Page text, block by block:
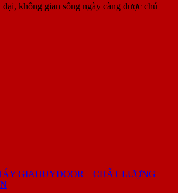
không gian sống ngày càng được chú